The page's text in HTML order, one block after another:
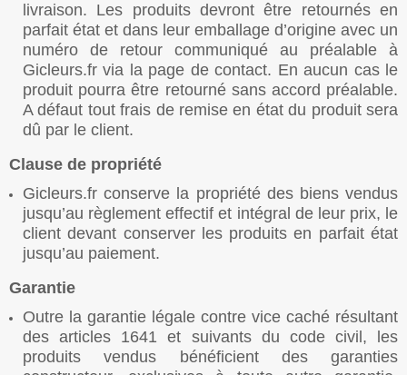
livraison. Les produits devront être retournés en
parfait état et dans leur emballage d’origine avec un
numéro de retour communiqué au préalable à
Gicleurs.fr via la page de contact. En aucun cas le
produit pourra être retourné sans accord préalable.
A défaut tout frais de remise en état du produit sera
dû par le client.
Clause de propriété
Gicleurs.fr conserve la propriété des biens vendus
jusqu’au règlement effectif et intégral de leur prix, le
client devant conserver les produits en parfait état
jusqu’au paiement.
Garantie
Outre la garantie légale contre vice caché résultant
des articles 1641 et suivants du code civil, les
produits vendus bénéficient des garanties